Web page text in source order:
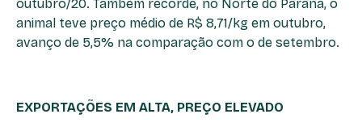
outubro/20. Também recorde, no Norte do Paraná, o
animal teve preço médio de R$ 8,71/kg em outubro,
avanço de 5,5% na comparação com o de setembro.
EXPORTAÇÕES EM ALTA, PREÇO ELEVADO